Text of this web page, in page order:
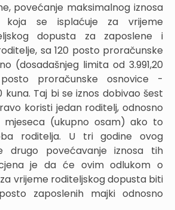
povećanje maksimalnog iznosa
koja se isplaćuje za vrijeme
dopusta za zaposlene i
sa 120 posto proračunske
(dosadašnjeg limita od 3.991,20
proračunske osnovice -
kuna. Taj bi se iznos dobivao šest
koristi jedan roditelj, odnosno
(ukupno osam) ako to
roditelja. U tri godine ovog
drugo povećavanje iznosa tih
je da će ovim odlukom o
vrijeme roditeljskog dopusta biti
zaposlenih majki odnosno